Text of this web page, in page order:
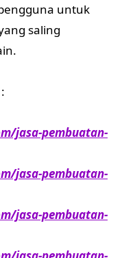
untuk
saling
jasa-pembuatan-
jasa-pembuatan-
jasa-pembuatan-